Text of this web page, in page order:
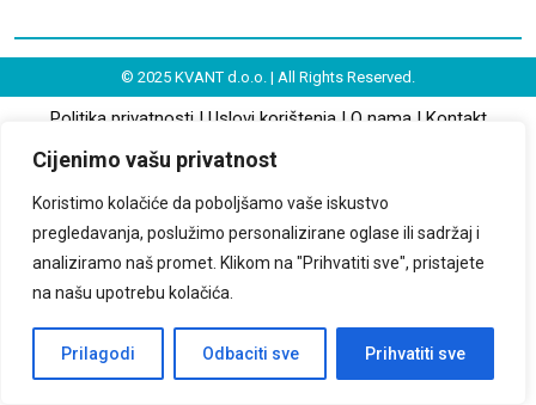
Cijenimo vašu privatnost
Koristimo kolačiće da poboljšamo vaše iskustvo
pregledavanja, poslužimo personalizirane oglase ili sadržaj i
analiziramo naš promet. Klikom na "Prihvatiti sve", pristajete
na našu upotrebu kolačića.
Prilagodi Odbaciti sve Prihvatiti sve
© 2025 KVANT d.o.o. | All Rights Reserved.
Politika privatnosti| Uslovi korištenja| O nama| Kontakt